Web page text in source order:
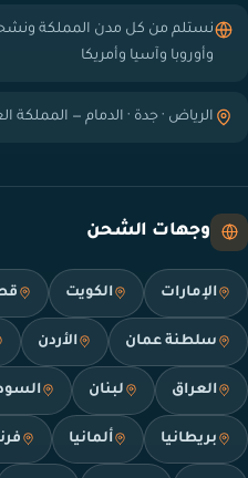
نستلم من كل مدن المملكة ونشحن
وأوروبا وآسيا وأمريكا
الرياض · جدة · الدمام — المملكة
وجهات الشحن
الإمارات الكويت
سلطنة عمان الأردن
العراق لبنان
بريطانيا ألمانيا